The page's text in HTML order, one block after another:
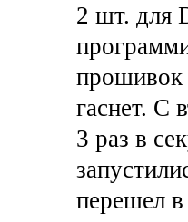
2 шт. для
прошивок
гаснет. С
3 раз в
перешел